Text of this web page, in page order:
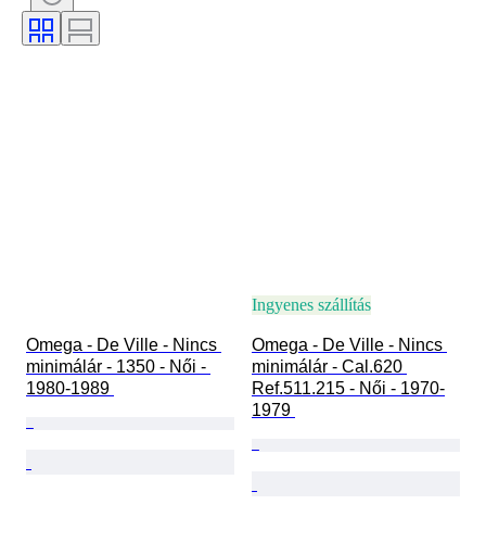
Kiadás
Óraszerkezet
Omega - De Ville - Nincs
minimálár - 1350 - Női -
1980-1989
Ingyenes szállítás
Omega - De Ville - Nincs
minimálár - Cal.620
Ref.511.215 - Női - 1970-
1979